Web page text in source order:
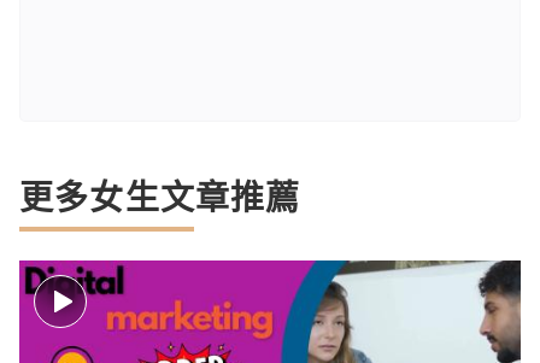
更多女生文章推薦